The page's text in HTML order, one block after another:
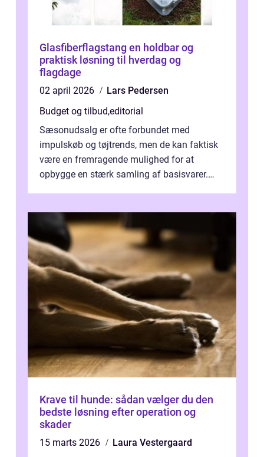
Glasfiberflagstang en holdbar og
praktisk løsning til hverdag og
flagdage
02 april 2026
Lars Pedersen
Budget og tilbud,editorial
Sæsonudsalg er ofte forbundet med
impulskøb og tøjtrends, men de kan faktisk
være en fremragende mulighed for at
opbygge en stærk samling af basisvarer.
Krave til hunde: sådan vælger du den
bedste løsning efter operation og
skader
15 marts 2026
Laura Vestergaard